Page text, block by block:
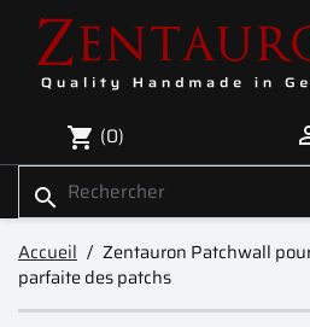
shopping_cart (0)
search
Accueil
Zentauron Patchwall
parfaite des patchs